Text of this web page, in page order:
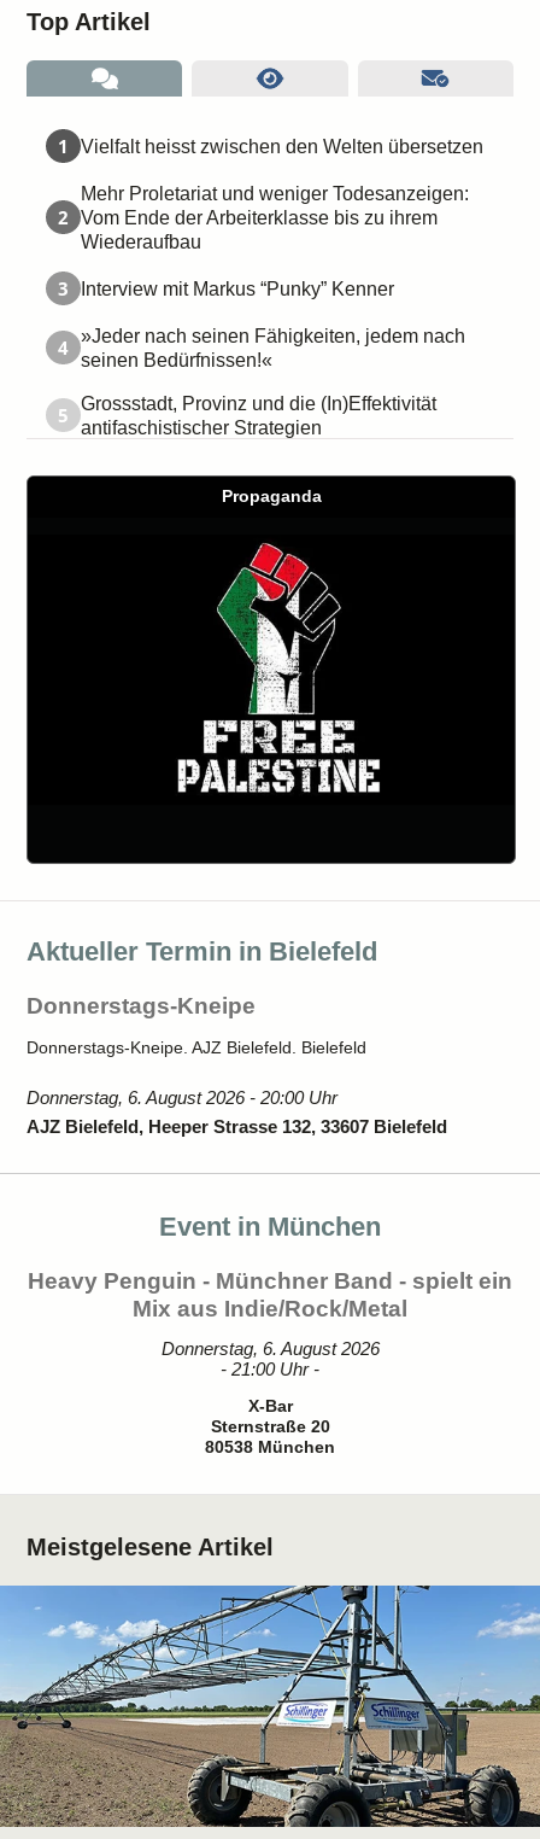
Top Artikel
1 Vielfalt heisst zwischen den Welten übersetzen
2
Mehr Proletariat und weniger Todesanzeigen:
Vom Ende der Arbeiterklasse bis zu ihrem
Wiederaufbau
3 Interview mit Markus “Punky” Kenner
4
»Jeder nach seinen Fähigkeiten, jedem nach
seinen Bedürfnissen!«
5
Grossstadt, Provinz und die (In)Effektivität
antifaschistischer Strategien
Propaganda
Aktueller Termin in Bielefeld
Donnerstags-Kneipe
Donnerstags-Kneipe. AJZ Bielefeld. Bielefeld
Donnerstag, 6. August 2026 - 20:00 Uhr
AJZ Bielefeld, Heeper Strasse 132, 33607 Bielefeld
Event in München
Heavy Penguin - Münchner Band - spielt ein
Mix aus Indie/Rock/Metal
Donnerstag, 6. August 2026
- 21:00 Uhr -
X-Bar
Sternstraße 20
80538 München
Meistgelesene Artikel